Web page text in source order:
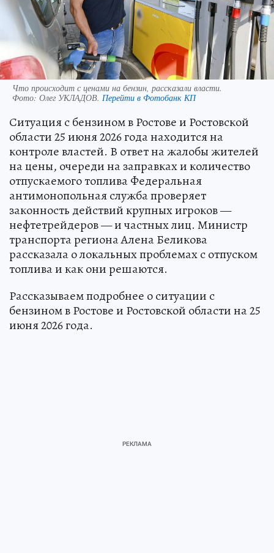
Что происходит с ценами на бензин, рассказали власти.
Фото: Олег УКЛАДОВ. Перейти в Фотобанк КП
Ситуация с бензином в Ростове и Ростовской
области 25 июня 2026 года находится на
контроле властей. В ответ на жалобы жителей
на цены, очереди на заправках и количество
отпускаемого топлива Федеральная
антимонопольная служба проверяет
законность действий крупных игроков —
нефтетрейдеров — и частных лиц. Министр
транспорта региона Алена Беликова
рассказала о локальных проблемах с отпуском
топлива и как они решаются.
Рассказываем подробнее о ситуации с
бензином в Ростове и Ростовской области на 25
июня 2026 года.